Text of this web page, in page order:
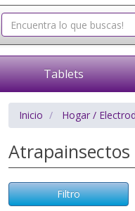
Tablets
Inicio Hogar /
Atrapainsectos
Filtro